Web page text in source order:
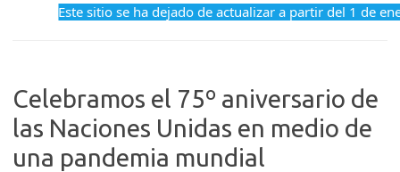
Este sitio se ha dejado de actualizar a partir del 1 de
Celebramos el 75º aniversario de
las Naciones Unidas en medio de
una pandemia mundial